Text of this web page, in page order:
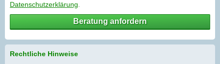
Datenschutzerklärung
Beratung anfordern
Rechtliche Hinweise